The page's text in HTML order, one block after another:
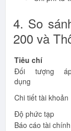
4. So
200 và
Tiêu chí
Đối tượng
dụng
Chi tiết tài khoản
Độ phức tạp
Báo cáo tài chính